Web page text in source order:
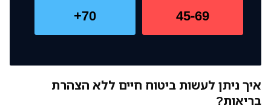
45-69
70+
איך ניתן לעשות ביטוח חיים ללא הצהרת
בריאות?